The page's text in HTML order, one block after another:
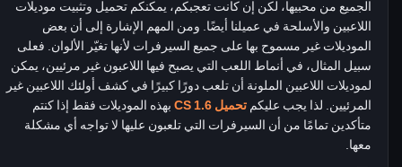
الجميع من محبيها، لكن إن كانت تعجبكم، يمكنكم تحميل وتثبيت موديلات
اللاعبين والأسلحة في عميلنا أيضًا. ومن المهم الإشارة إلى أن بعض
الموديلات غير مسموح بها على جميع السيرفرات لأنها تغيّر الألوان. فعلى
سبيل المثال، في أنماط اللعب التي يصبح فيها اللاعبون غير مرئيين، يمكن
لموديلات اللاعبين الملونة أن تلعب دورًا كبيرًا في كشف أولئك اللاعبين غير
المرئيين. لذا يجب عليكم تحميل CS 1.6
بهذه الموديلات فقط إذا كنتم
متأكدين تمامًا من أن السيرفرات التي تلعبون عليها لا تواجه أي مشكلة
معها.